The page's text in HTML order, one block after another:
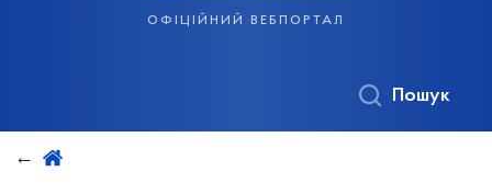
офіційний вебпортал
Пошук